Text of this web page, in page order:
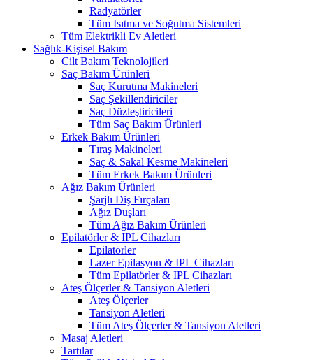
Radyatörler
Tüm Isıtma ve Soğutma Sistemleri
Tüm Elektrikli Ev Aletleri
Sağlık-Kişisel Bakım
Cilt Bakım Teknolojileri
Saç Bakım Ürünleri
Saç Kurutma Makineleri
Saç Şekillendiriciler
Saç Düzleştiricileri
Tüm Saç Bakım Ürünleri
Erkek Bakım Ürünleri
Tıraş Makineleri
Saç & Sakal Kesme Makineleri
Tüm Erkek Bakım Ürünleri
Ağız Bakım Ürünleri
Şarjlı Diş Fırçaları
Ağız Duşları
Tüm Ağız Bakım Ürünleri
Epilatörler & IPL Cihazları
Epilatörler
Lazer Epilasyon & IPL Cihazları
Tüm Epilatörler & IPL Cihazları
Ateş Ölçerler & Tansiyon Aletleri
Ateş Ölçerler
Tansiyon Aletleri
Tüm Ateş Ölçerler & Tansiyon Aletleri
Masaj Aletleri
Tartılar